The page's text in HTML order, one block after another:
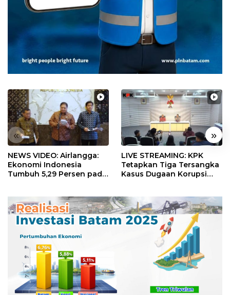
« »
NEWS VIDEO: Airlangga:
Ekonomi Indonesia
Tumbuh 5,29 Persen pada
LIVE STREAMING: KPK
Tetapkan Tiga Tersangka
Kasus Dugaan Korupsi